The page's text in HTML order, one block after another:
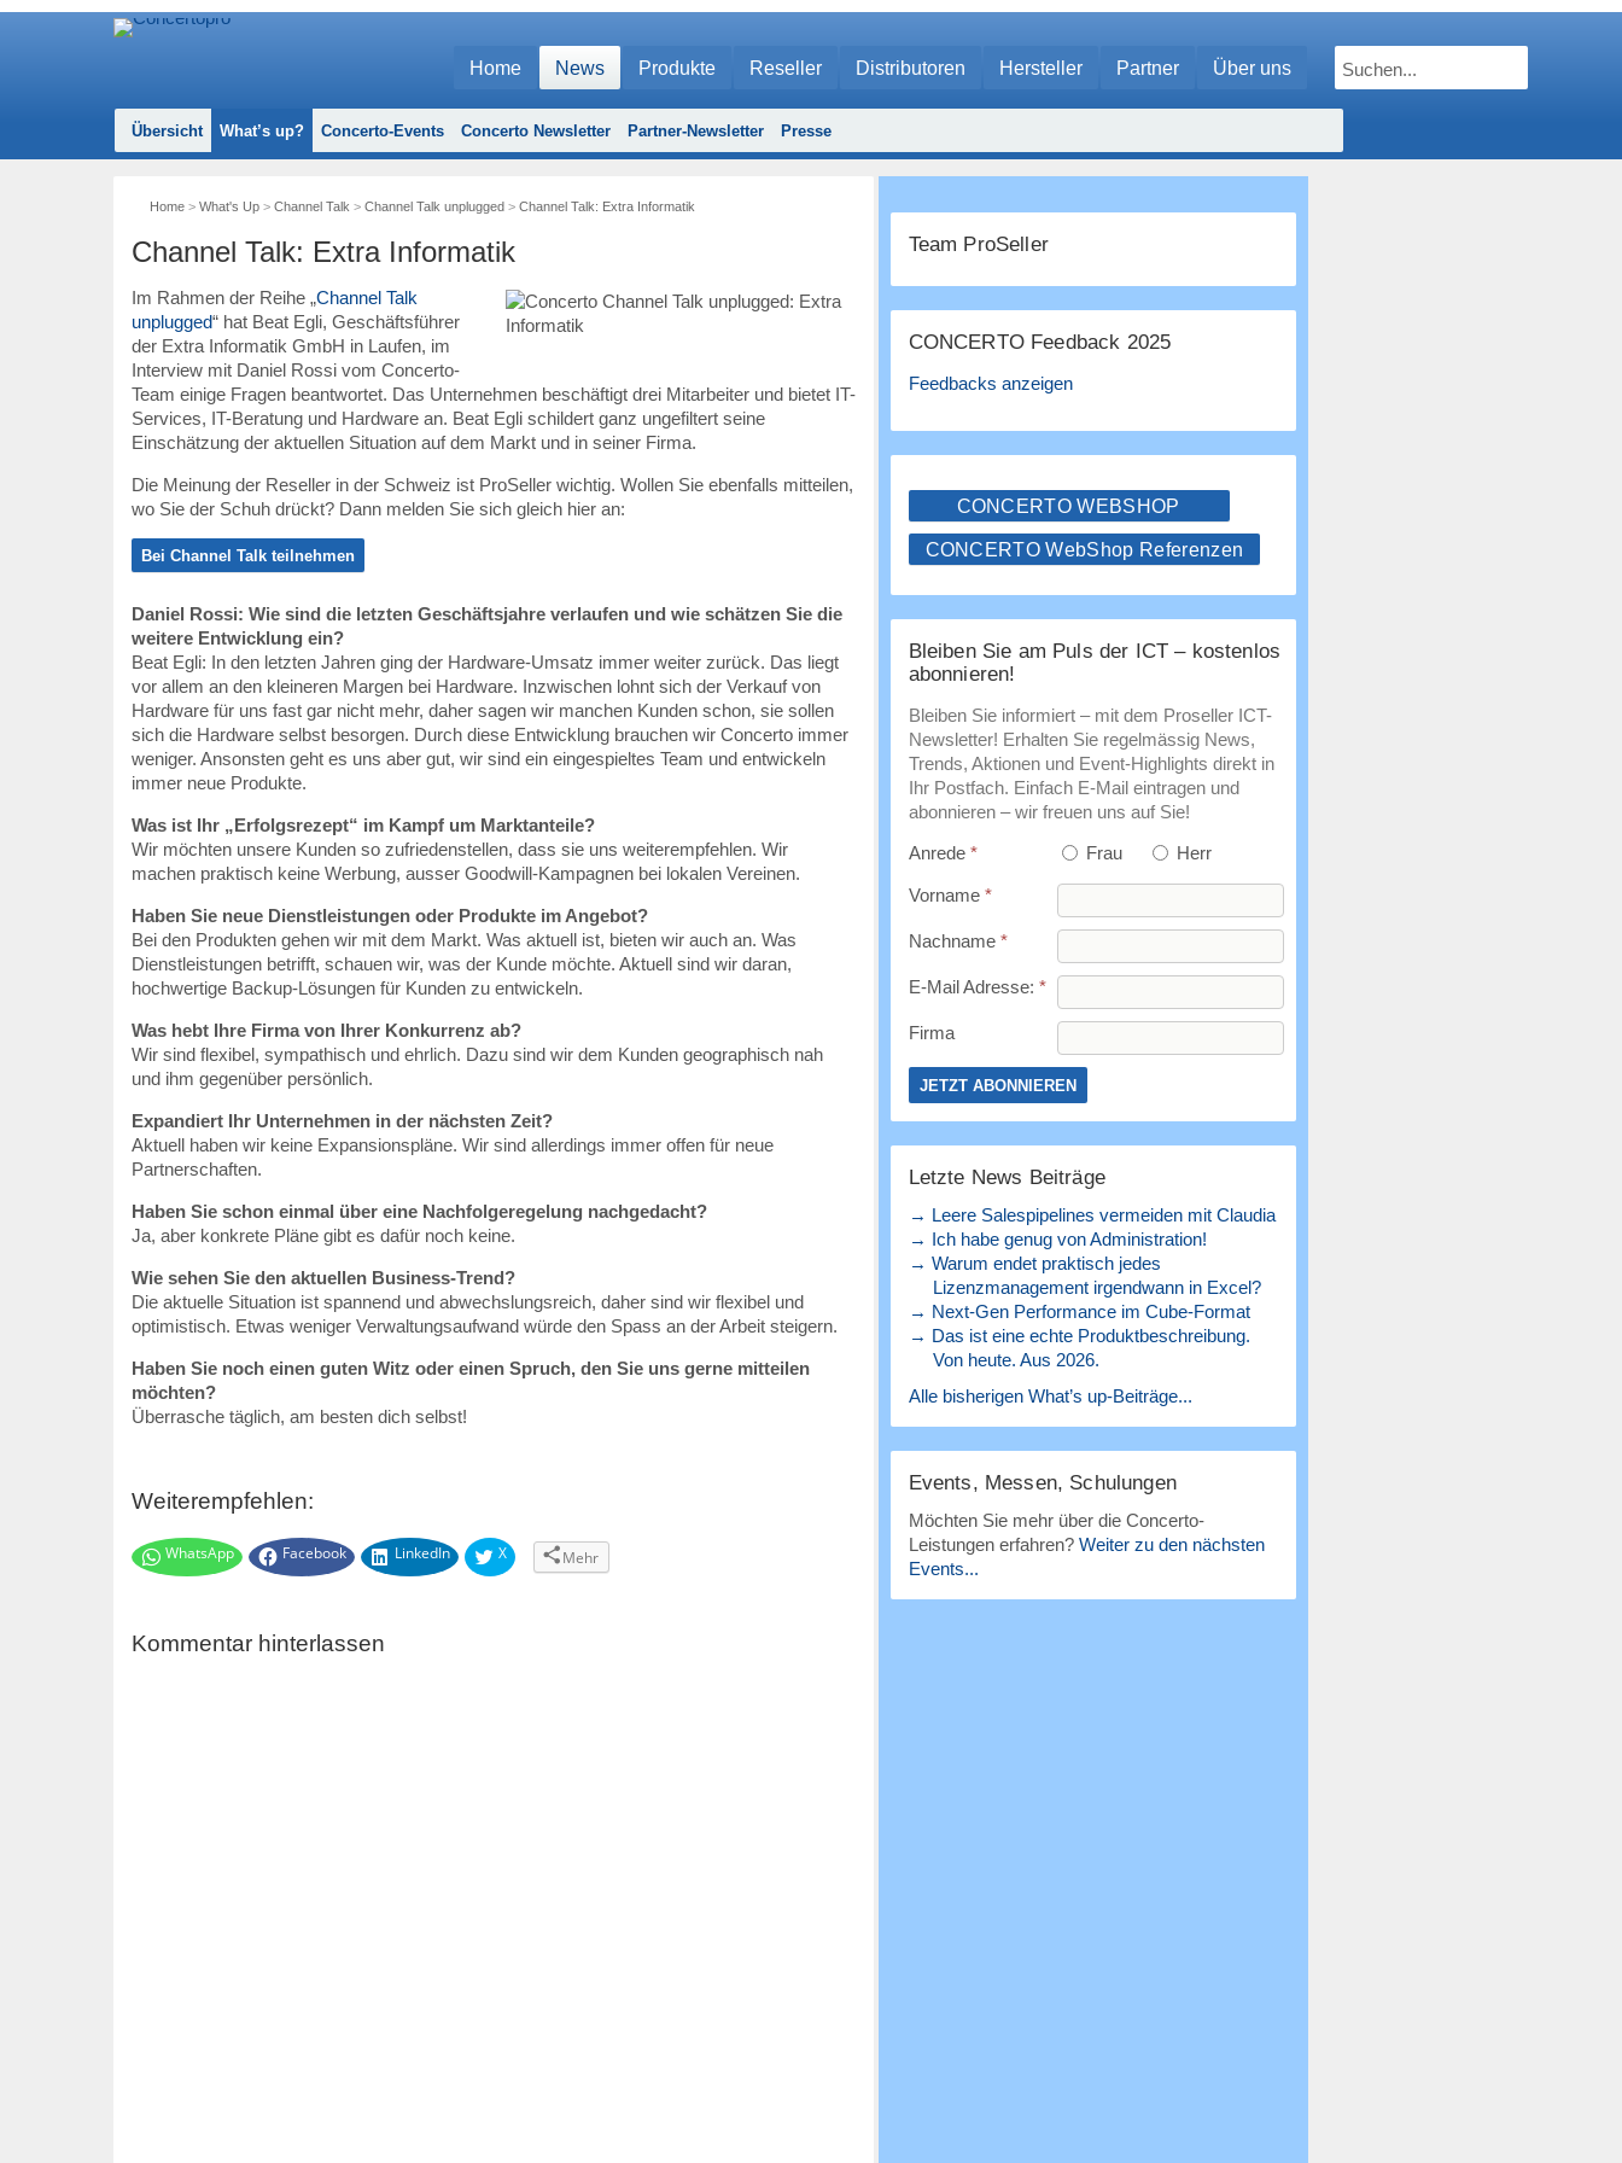
Home News Produkte Reseller Distributoren Hersteller Partner Über uns
Übersicht What’s up? Concerto-Events Concerto Newsletter Partner-Newsletter Presse
Home> What's Up> Channel Talk > Channel Talk unplugged> Channel Talk: Extra Informatik
Channel Talk: Extra Informatik
Im Rahmen der Reihe „Channel Talk
unplugged“ hat Beat Egli, Geschäftsführer
der Extra Informatik GmbH in Laufen, im
Interview mit Daniel Rossi vom Concerto-
Team einige Fragen beantwortet. Das Unternehmen beschäftigt drei Mitarbeiter und bietet IT-
Services, IT-Beratung und Hardware an. Beat Egli schildert ganz ungefiltert seine
Einschätzung der aktuellen Situation auf dem Markt und in seiner Firma.
Die Meinung der Reseller in der Schweiz ist ProSeller wichtig. Wollen Sie ebenfalls mitteilen,
wo Sie der Schuh drückt? Dann melden Sie sich gleich hier an:
Bei Channel Talk teilnehmen
Daniel Rossi: Wie sind die letzten Geschäftsjahre verlaufen und wie schätzen Sie die
weitere Entwicklung ein?
Beat Egli: In den letzten Jahren ging der Hardware-Umsatz immer weiter zurück. Das liegt
vor allem an den kleineren Margen bei Hardware. Inzwischen lohnt sich der Verkauf von
Hardware für uns fast gar nicht mehr, daher sagen wir manchen Kunden schon, sie sollen
sich die Hardware selbst besorgen. Durch diese Entwicklung brauchen wir Concerto immer
weniger. Ansonsten geht es uns aber gut, wir sind ein eingespieltes Team und entwickeln
immer neue Produkte.
Was ist Ihr „Erfolgsrezept“ im Kampf um Marktanteile?
Wir möchten unsere Kunden so zufriedenstellen, dass sie uns weiterempfehlen. Wir
machen praktisch keine Werbung, ausser Goodwill-Kampagnen bei lokalen Vereinen.
Haben Sie neue Dienstleistungen oder Produkte im Angebot?
Bei den Produkten gehen wir mit dem Markt. Was aktuell ist, bieten wir auch an. Was
Dienstleistungen betrifft, schauen wir, was der Kunde möchte. Aktuell sind wir daran,
hochwertige Backup-Lösungen für Kunden zu entwickeln.
Was hebt Ihre Firma von Ihrer Konkurrenz ab?
Wir sind flexibel, sympathisch und ehrlich. Dazu sind wir dem Kunden geographisch nah
und ihm gegenüber persönlich.
Expandiert Ihr Unternehmen in der nächsten Zeit?
Aktuell haben wir keine Expansionspläne. Wir sind allerdings immer offen für neue
Partnerschaften.
Haben Sie schon einmal über eine Nachfolgeregelung nachgedacht?
Ja, aber konkrete Pläne gibt es dafür noch keine.
Wie sehen Sie den aktuellen Business-Trend?
Die aktuelle Situation ist spannend und abwechslungsreich, daher sind wir flexibel und
optimistisch. Etwas weniger Verwaltungsaufwand würde den Spass an der Arbeit steigern.
Haben Sie noch einen guten Witz oder einen Spruch, den Sie uns gerne mitteilen
möchten?
Überrasche täglich, am besten dich selbst!
Weiterempfehlen:
WhatsApp Facebook LinkedIn X Mehr
Kommentar hinterlassen
Team ProSeller
CONCERTO Feedback 2025
Feedbacks anzeigen
CONCERTO WEBSHOP
CONCERTO WebShop Referenzen
Bleiben Sie am Puls der ICT – kostenlos
abonnieren!
Bleiben Sie informiert – mit dem Proseller ICT-
Newsletter! Erhalten Sie regelmässig News,
Trends, Aktionen und Event-Highlights direkt in
Ihr Postfach. Einfach E-Mail eintragen und
abonnieren – wir freuen uns auf Sie!
Anrede * Frau Herr
Vorname *
Nachname *
E-Mail Adresse: *
Firma
Letzte News Beiträge
→ Leere Salespipelines vermeiden mit Claudia
→ Ich habe genug von Administration!
→ Warum endet praktisch jedes
Lizenzmanagement irgendwann in Excel?
→ Next-Gen Performance im Cube-Format
→ Das ist eine echte Produktbeschreibung.
Von heute. Aus 2026.
Alle bisherigen What’s up-Beiträge...
Events, Messen, Schulungen
Möchten Sie mehr über die Concerto-
Leistungen erfahren? Weiter zu den nächsten
Events...